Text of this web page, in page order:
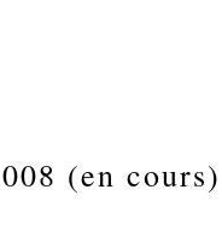
008 (en cours)